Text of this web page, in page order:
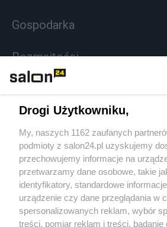
Gospodarka
Rozmaitości
Sport
Społeczeństwo
Kultura
Drogi Użytkowniku,
My, naszych 1162 zaufanych
podmioty z salon24.pl uzyskujemy
przechowujemy informacje na
przetwarzamy dane osobowe, takie
identyfikatory, standardowe
urządzenie czy dane przeglądania w
spersonalizowanych reklam, wybór
treści, pomiar reklam i treści, badanie